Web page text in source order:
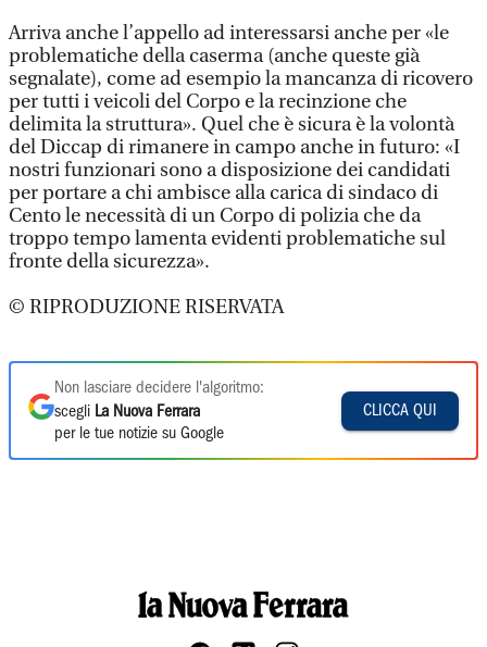
Arriva anche l’appello ad interessarsi anche per «le
problematiche della caserma (anche queste già
segnalate), come ad esempio la mancanza di ricovero
per tutti i veicoli del Corpo e la recinzione che
delimita la struttura». Quel che è sicura è la volontà
del Diccap di rimanere in campo anche in futuro: «I
nostri funzionari sono a disposizione dei candidati
per portare a chi ambisce alla carica di sindaco di
Cento le necessità di un Corpo di polizia che da
troppo tempo lamenta evidenti problematiche sul
fronte della sicurezza».
© RIPRODUZIONE RISERVATA
Non lasciare decidere l'algoritmo:
scegli La Nuova Ferrara
per le tue notizie su Google
CLICCA QUI